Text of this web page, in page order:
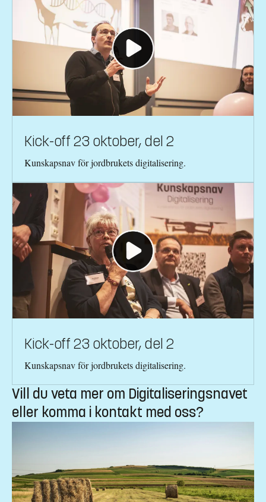
Kick-off 23 oktober, del 2
Kunskapsnav för jordbrukets digitalisering.
Kick-off 23 oktober, del 2
Kunskapsnav för jordbrukets digitalisering.
Vill du veta mer om Digitaliseringsnavet
eller komma i kontakt med oss?